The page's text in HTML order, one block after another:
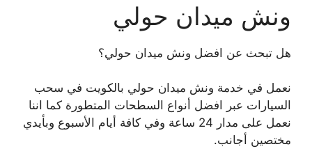
ونش ميدان حولي
هل تبحث عن افضل ونش ميدان حولي؟
نعمل في خدمة ونش ميدان حولي بالكويت في سحب
السيارات عبر افضل أنواع السطحات المتطورة كما اننا
نعمل على مدار 24 ساعة وفي كافة أيام الأسبوع وبأيدي
مختصين أجانب.